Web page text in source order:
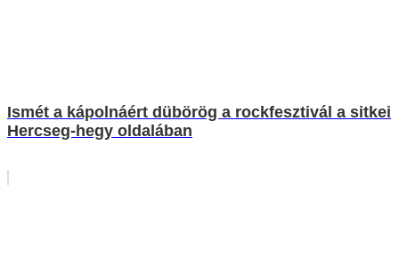
Ismét a kápolnáért dübörög a rockfesztivál a sitkei
Hercseg-hegy oldalában